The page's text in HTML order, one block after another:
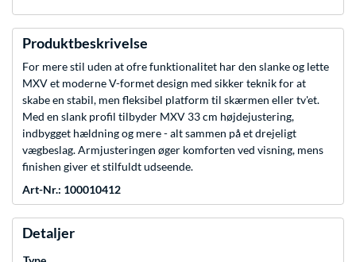
Produktbeskrivelse
For mere stil uden at ofre funktionalitet har den slanke og lette
MXV et moderne V-formet design med sikker teknik for at
skabe en stabil, men fleksibel platform til skærmen eller tv'et.
Med en slank profil tilbyder MXV 33 cm højdejustering,
indbygget hældning og mere - alt sammen på et drejeligt
vægbeslag. Armjusteringen øger komforten ved visning, mens
finishen giver et stilfuldt udseende.
Art-Nr.: 100010412
Detaljer